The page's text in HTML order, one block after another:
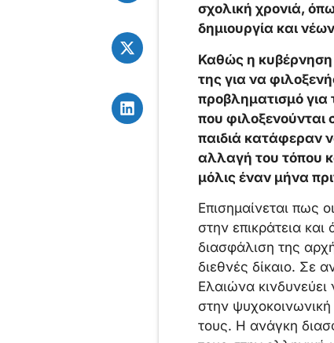
σχολική χρονιά,
δημιουργία και
Καθώς η κυβέρνηση
της για να
προβληματισμό για
που φιλοξενούνται
παιδιά κατάφεραν
αλλαγή του τόπου
μόλις έναν μήνα
Επισημαίνεται πως
στην επικράτεια
διασφάλιση της
διεθνές δίκαιο. Σε
Ελαιώνα
στην
τους. Η ανάγκη